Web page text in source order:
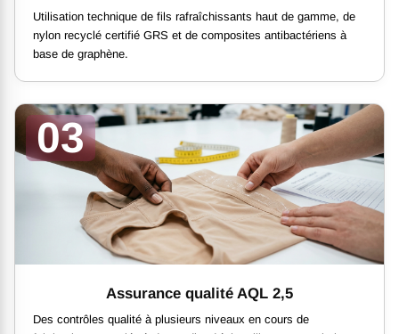
Utilisation technique de fils rafraîchissants haut de gamme, de
nylon recyclé certifié GRS et de composites antibactériens à
base de graphène.
03
Assurance qualité AQL 2,5
Des contrôles qualité à plusieurs niveaux en cours de